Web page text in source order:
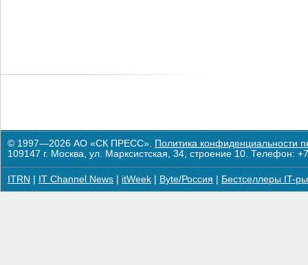
© 1997—2026 АО «СК ПРЕСС». Политика конфиденциальности
109147 г. Москва, ул. Марксистская, 34, строение 10. Телефон:
ITRN IT Channel News itWeek Byte/Россия Бестселлеры IT-